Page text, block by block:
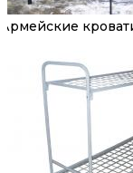
Армейские